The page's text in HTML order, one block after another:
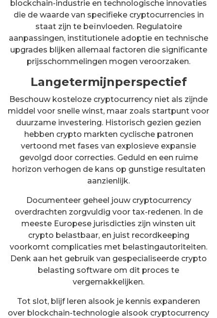
blockchain-industrie en technologische innovaties
die de waarde van specifieke cryptocurrencies in
staat zijn te beïnvloeden. Regulatoire
aanpassingen, institutionele adoptie en technische
upgrades blijken allemaal factoren die significante
prijsschommelingen mogen veroorzaken.
Langetermijnperspectief
Beschouw kosteloze cryptocurrency niet als zijnde
middel voor snelle winst, maar zoals startpunt voor
duurzame investering. Historisch gezien gezien
hebben crypto markten cyclische patronen
vertoond met fases van explosieve expansie
gevolgd door correcties. Geduld en een ruime
horizon verhogen de kans op gunstige resultaten
aanzienlijk.
Documenteer geheel jouw cryptocurrency
overdrachten zorgvuldig voor tax-redenen. In de
meeste Europese jurisdicties zijn winsten uit
crypto belastbaar, en juist recordkeeping
voorkomt complicaties met belastingautoriteiten.
Denk aan het gebruik van gespecialiseerde crypto
belasting software om dit proces te
vergemakkelijken.
Tot slot, blijf leren alsook je kennis expanderen
over blockchain-technologie alsook cryptocurrency